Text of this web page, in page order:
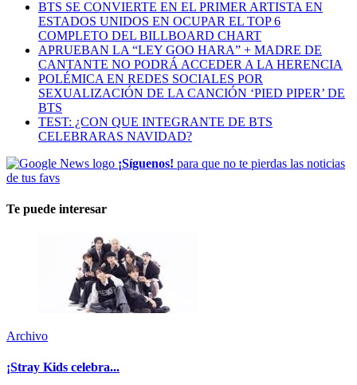
BTS SE CONVIERTE EN EL PRIMER ARTISTA EN
ESTADOS UNIDOS EN OCUPAR EL TOP 6
COMPLETO DEL BILLBOARD CHART
APRUEBAN LA “LEY GOO HARA” + MADRE DE
CANTANTE NO PODRÁ ACCEDER A LA HERENCIA
POLÉMICA EN REDES SOCIALES POR
SEXUALIZACIÓN DE LA CANCIÓN ‘PIED PIPER’ DE
BTS
TEST: ¿CON QUE INTEGRANTE DE BTS
CELEBRARAS NAVIDAD?
¡Síguenos! para que no te pierdas las noticias
de tus favs
Te puede interesar
Archivo
¡Stray Kids celebra...